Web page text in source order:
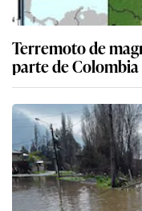
Terremoto de
parte de Colombia